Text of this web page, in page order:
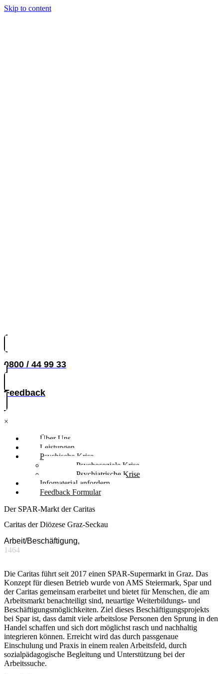
Skip to content
0800 / 44 99 33
Feedback
×
Über Uns
Leistungen
Psychische Krise
Psychosoziale Krise
Psychiatrische Krise
Infomaterial anfordern
Feedback Formular
Der SPAR-Markt der Caritas
Caritas der Diözese Graz-Seckau
Arbeit/Beschäftigung,
1464
Die Caritas führt seit 2017 einen SPAR-Supermarkt in Graz. Das
Konzept für diesen Betrieb wurde von AMS Steiermark, Spar und
der Caritas gemeinsam erarbeitet und bietet für Menschen, die am
Arbeitsmarkt benachteiligt sind, neuartige Weiterbildungs- und
Beschäftigungsmöglichkeiten. Ziel dieses Beschäftigungsprojekts
bei Spar ist, dass damit viele arbeitslose Personen den Sprung in den
Handel schaffen und sich dort möglichst rasch und nachhaltig
integrieren können. Erreicht wird das durch passgenaue
Einschulung und Praxis in einem realen Arbeitsfeld, durch
sozialpädagogische Begleitung und Unterstützung bei der
Arbeitssuche.